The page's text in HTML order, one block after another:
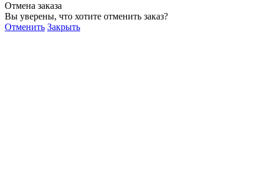
Отмена заказа
Вы уверены, что хотите отменить заказ?
Отменить Закрыть